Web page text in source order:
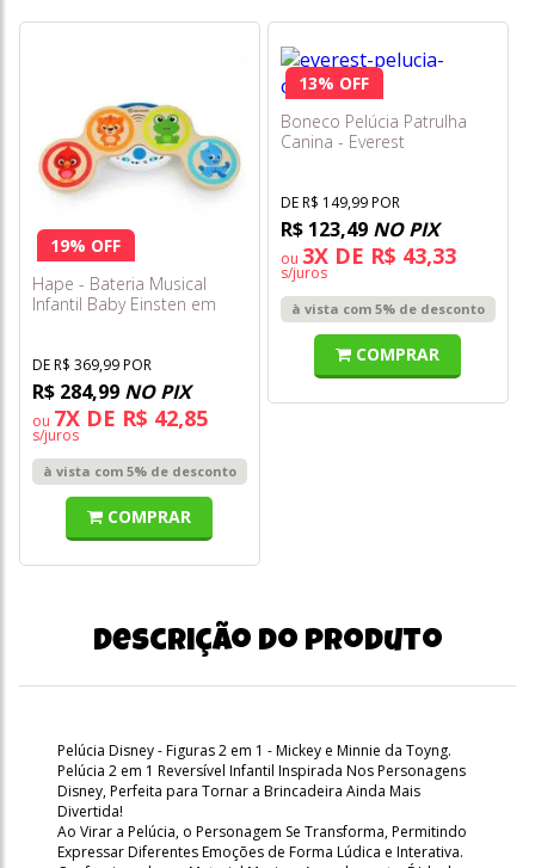
19% OFF
Hape - Bateria Musical
Infantil Baby Einsten em
DE R$ 369,99 POR
R$ 284,99 NO PIX
ou 7X DE R$ 42,85
s/juros
à vista com 5% de desconto
COMPRAR
13% OFF
Boneco Pelúcia Patrulha
Canina - Everest
DE R$ 149,99 POR
R$ 123,49 NO PIX
ou 3X DE R$ 43,33
s/juros
à vista com 5% de desconto
COMPRAR
Descrição do produto
Pelúcia Disney - Figuras 2 em 1 - Mickey e Minnie da Toyng.
Pelúcia 2 em 1 Reversível Infantil Inspirada Nos Personagens
Disney, Perfeita para Tornar a Brincadeira Ainda Mais
Divertida!
Ao Virar a Pelúcia, o Personagem Se Transforma, Permitindo
Expressar Diferentes Emoções de Forma Lúdica e Interativa.